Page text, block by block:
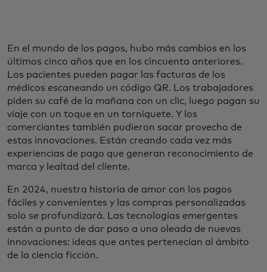
En el mundo de los pagos, hubo más cambios en los
últimos cinco años que en los cincuenta anteriores.
Los pacientes pueden pagar las facturas de los
médicos escaneando un código QR. Los trabajadores
piden su café de la mañana con un clic, luego pagan su
viaje con un toque en un torniquete. Y los
comerciantes también pudieron sacar provecho de
estas innovaciones. Están creando cada vez más
experiencias de pago que generan reconocimiento de
marca y lealtad del cliente.
En 2024, nuestra historia de amor con los pagos
fáciles y convenientes y las compras personalizadas
solo se profundizará. Las tecnologías emergentes
están a punto de dar paso a una oleada de nuevas
innovaciones: ideas que antes pertenecían al ámbito
de la ciencia ficción.